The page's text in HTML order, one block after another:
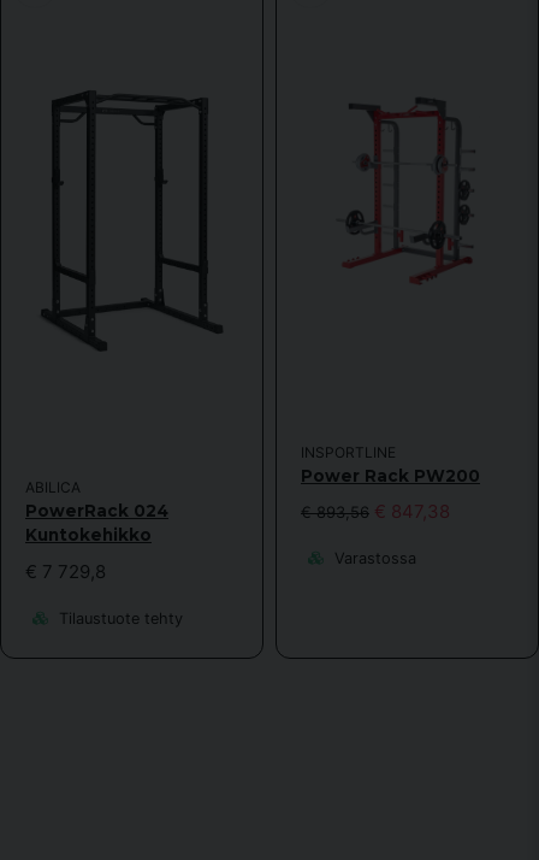
email
Sähköpostiosoite
Lähetä kysymys
ABILICA
PowerRack 024
Kuntokehikko
€ 7 729,8
Tilaustuote tehty
INSPORTLINE
Power Rack PW200
€ 893,56 € 847,38
Varastossa